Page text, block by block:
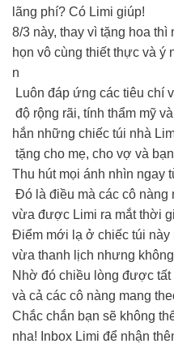
lãng phí? Có Limi giúp!
8/3 này, thay vì tặng hoa
họn vô cùng thiết thực và
n
Luôn đáp ứng các tiêu chí
độ rộng rãi, tính thẩm mỹ
hắn những chiếc túi nhà
tặng cho mẹ, cho vợ và
Thu hút mọi ánh nhìn ngay
Đó là điều mà các cô nàng
vừa được Limi ra mắt thời
Điểm mới lạ ở chiếc túi này
vừa thanh lịch nhưng
Nhờ đó chiều lòng được
và cả các cô nàng mang
Chắc chắn bạn sẽ không
nha! Inbox Limi để nhận